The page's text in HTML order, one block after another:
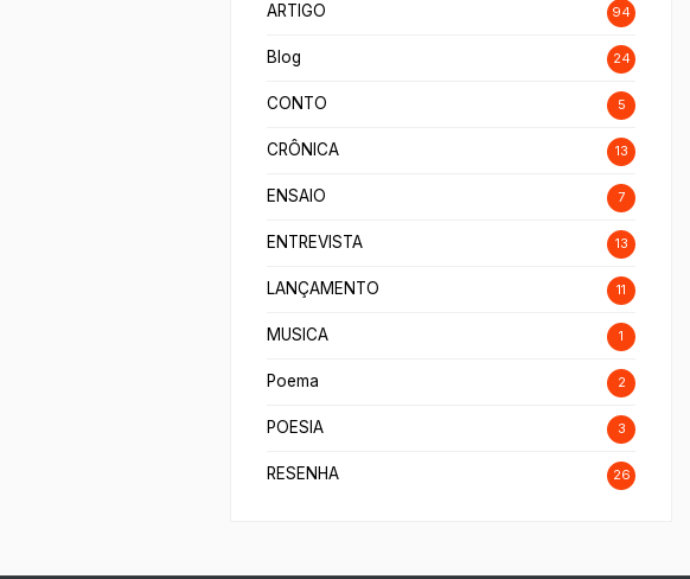
ARTIGO 94
Blog 24
CONTO 5
CRÔNICA 13
ENSAIO 7
ENTREVISTA 13
LANÇAMENTO 11
MUSICA 1
Poema 2
POESIA 3
RESENHA 26